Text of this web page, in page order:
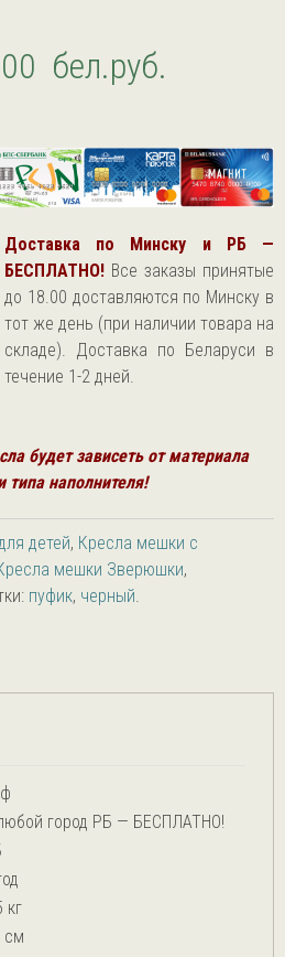
бел.руб.
Доставка по Минску и РБ —
БЕСПЛАТНО! Все заказы принятые
до 18.00 доставляются по Минску в
тот же день (при наличии товара на
складе). Доставка по Беларуси в
течение 1-2 дней.
будет зависеть отматериала
типа наполнителя!
детей, Кресла мешки с
мешки Зверюшки,
пуфик, черный
город РБ — БЕСПЛАТНО!
кг
см